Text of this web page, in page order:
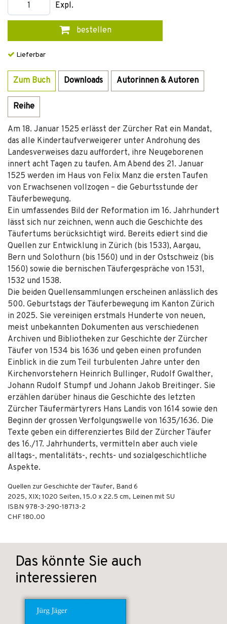
Expl.
bestellen
Lieferbar
Zum Buch Downloads Autorinnen & Autoren
Reihe
Am 18. Januar 1525 erlässt der Zürcher Rat ein Mandat,
das alle Kindertaufverweigerer unter Androhung des
Landesverweises dazu auffordert, ihre Neugeborenen
innert acht Tagen zu taufen. Am Abend des 21. Januar
1525 werden im Haus von Felix Manz die ersten Taufen
von Erwachsenen vollzogen – die Geburtsstunde der
Täuferbewegung.
Ein umfassendes Bild der Reformation im 16. Jahrhundert
lässt sich nur zeichnen, wenn auch die Geschichte des
Täufertums berücksichtigt wird. Bereits ediert sind die
Quellen zur Entwicklung in Zürich (bis 1533), Aargau,
Bern und Solothurn (bis 1560) und in der Ostschweiz (bis
1560) sowie die bernischen Täufergespräche von 1531,
1532 und 1538.
Die beiden Quellensammlungen erscheinen anlässlich des
500. Geburtstags der Täuferbewegung im Kanton Zürich
in 2025. Sie vereinigen erstmals Hunderte von neuen,
meist unbekannten Dokumenten aus verschiedenen
Archiven und Bibliotheken zur Geschichte der Zürcher
Täufer von 1534 bis 1636 und geben einen profunden
Einblick in die zum Teil turbulenten Jahre unter den
Kirchenvorstehern Heinrich Bullinger, Rudolf Gwalther,
Johann Rudolf Stumpf und Johann Jakob Breitinger. Sie
erzählen darüber hinaus die Geschichte des letzten
Zürcher Täufermärtyrers Hans Landis von 1614 sowie den
Beginn der gros­sen Verfolgungswelle von 1635/1636. Die
Texte geben ein differenziertes Bild der Zürcher Täufer
des 16./17. Jahrhunderts, vermitteln aber auch viele
alltags-, mentalitäts-, rechts- und sozialgeschichtliche
Aspekte.
Quellen zur Geschichte der Täufer, Band 6
2025, XIX; 1020 Seiten, 15.0 x 22.5 cm, Leinen mit SU
ISBN 978-3-290-18713-2
CHF 180.00
Das könnte Sie auch
interessieren